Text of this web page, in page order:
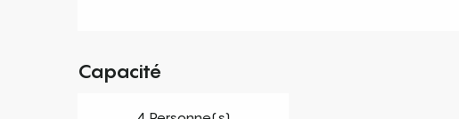
Capacité